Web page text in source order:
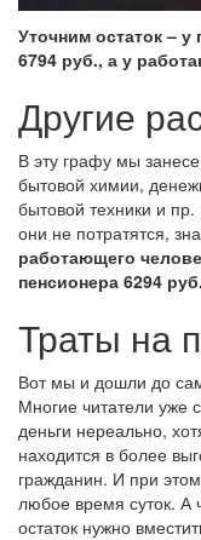
Уточним остаток –
6794 руб., а у
Другие
В эту графу мы
бытовой химии,
бытовой техники и
они не потратятся,
работающего
пенсионера 6294 руб.
Траты на
Вот мы и дошли до
Многие читатели уже
деньги нереально,
находится в более
гражданин. И при
любое время суток. А
остаток нужно